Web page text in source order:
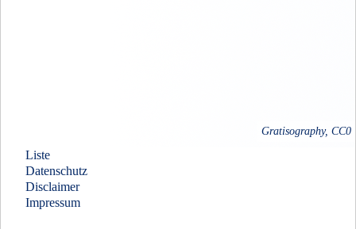
Gratisography, CC0
Liste
Datenschutz
Disclaimer
Impressum